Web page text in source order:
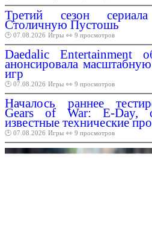
Третий сезон
Столичную Пустошь
🕑 07.08.2026 Игры 👀 9 просмотров
Daedalic Entertainment
анонсировала
игр
🕑 07.08.2026 Игры 👀 9 просмотров
Началось раннее
Gears of War: E-Day,
известные технические
🕑 07.08.2026 Игры 👀 9 просмотров